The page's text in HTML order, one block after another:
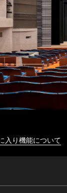
入り機能について